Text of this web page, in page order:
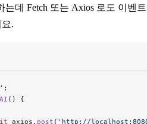
는데 Fetch 또는 Axios 로도 이벤트
.
;
() {
axios. post ( 'http://